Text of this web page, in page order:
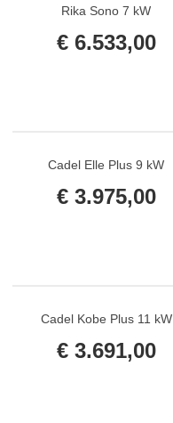
Rika Sono 7 kW
€6.533,00
Cadel Elle Plus 9 kW
€3.975,00
Cadel Kobe Plus 11 kW
€3.691,00